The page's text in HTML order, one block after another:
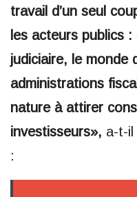
travail d’un seul
les acteurs publics
judiciaire, le monde
administrations
nature à attirer
investisseurs», a-t-il
: